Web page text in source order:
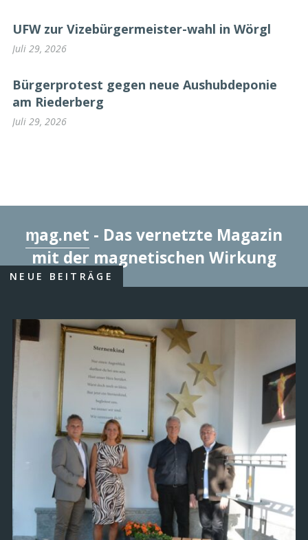
UFW zur Vizebürgermeister-wahl in Wörgl
Juli 29, 2026
Bürgerprotest gegen neue Aushubdeponie
am Riederberg
Juli 29, 2026
ɱag.net - Das vernetzte Magazin
mit der magnetischen Wirkung
NEUE BEITRÄGE